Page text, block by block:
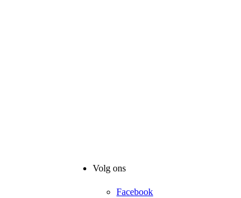
Volg ons
Facebook